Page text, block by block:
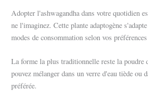
Adopter l'ashwagandha dans votre quotidien
ne l'imaginez. Cette plante adaptogène
modes de consommation selon vos
La forme la plus traditionnelle reste la poudre
pouvez mélanger dans un verre d'eau tiède ou
préférée.